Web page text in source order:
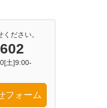
ださい。
土]9:00-
フォーム